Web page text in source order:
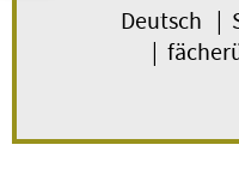
Deutsch |
|